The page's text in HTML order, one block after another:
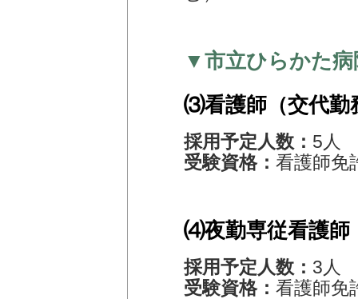
▼市立ひらかた
⑶看護師（交代勤
採用予定人数： 5人
受験資格： 看護師免
⑷夜勤専従看護師
採用予定人数： 3人
受験資格： 看護師免